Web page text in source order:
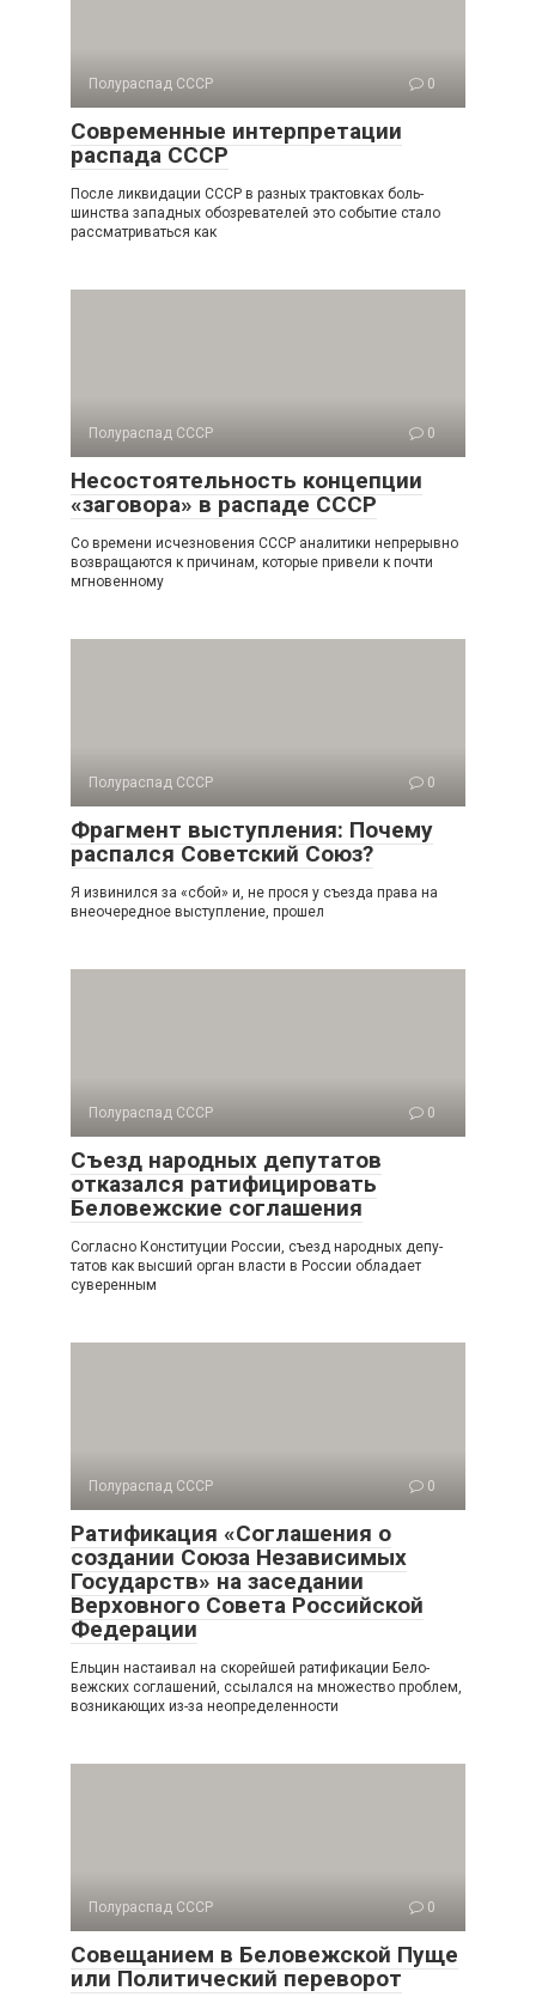
Полураспад СССР 0
Современные интерпретации
распада СССР
После ликвидации СССР в разных трактовках боль­
шинства западных обозревателей это событие стало
рассмат­риваться как
Полураспад СССР 0
Несостоятельность концепции
«заговора» в распаде СССР
Со времени исчезновения СССР аналитики непре­рывно
возвращаются к причинам, которые привели к почти
мгновенному
Полураспад СССР 0
Фрагмент выступления: Почему
распался Советский Союз?
Я извинился за «сбой» и, не прося у съезда права на
внеочередное выступление, прошел
Полураспад СССР 0
Съезд народных депутатов
отказался ратифицировать
Беловежские соглашения
Согласно Конституции России, съезд народных депу­
татов как высший орган власти в России обладает
суверен­ным
Полураспад СССР 0
Ратификация «Соглашения о
создании Союза Независимых
Государств» на заседании
Верховного Совета Российской
Федерации
Ельцин настаивал на скорейшей ратификации Бело­
вежских соглашений, ссылался на множество проблем,
воз­никающих из-за неопределенности
Полураспад СССР 0
Совещанием в Беловежской Пуще
или Политический переворот